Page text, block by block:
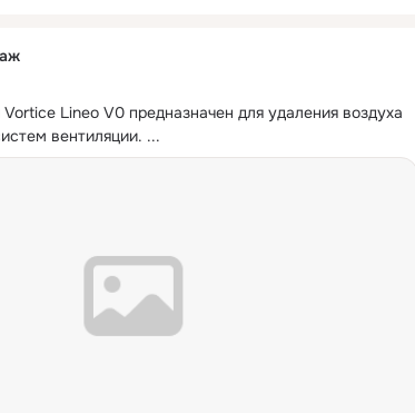
Lineo V0 предназначен для удаления воздуха
вентиляции. ...